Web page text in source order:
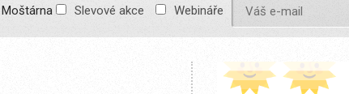
všechny
Moštárna Slevové akce Webináře